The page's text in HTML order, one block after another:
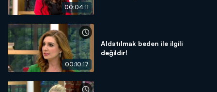
00:04:11
00:10:17
Aldatılmak beden ile ilgili
değildir!